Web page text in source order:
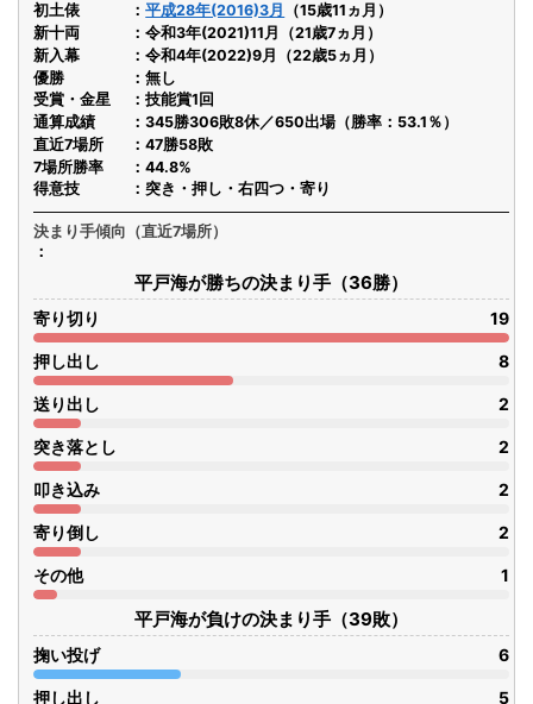
初土俵
平成28年(2016)3月
（15歳11ヵ月）
新十両
令和3年(2021)11月（21歳7ヵ月）
新入幕
令和4年(2022)9月（22歳5ヵ月）
優勝
無し
受賞・金星
技能賞1回
通算成績
345勝306敗8休／650出場（勝率：53.1％）
直近7場所
47勝58敗
7場所勝率
44.8%
得意技
突き・押し・右四つ・寄り
決まり手傾向（直近7場所）
平戸海が勝ちの決まり手（36勝）
寄り切り 19
押し出し 8
送り出し 2
突き落とし 2
叩き込み 2
寄り倒し 2
その他 1
平戸海が負けの決まり手（39敗）
掬い投げ 6
押し出し 5